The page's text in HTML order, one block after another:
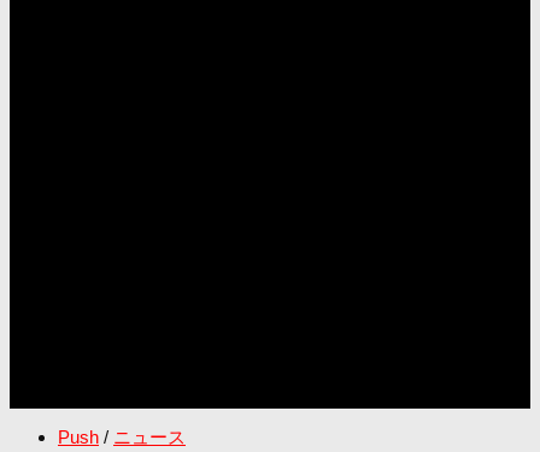
Push / ニュース